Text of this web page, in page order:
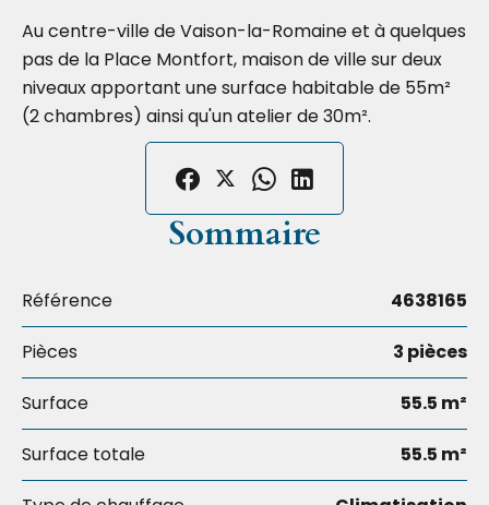
Au centre-ville de Vaison-la-Romaine et à quelques
pas de la Place Montfort, maison de ville sur deux
niveaux apportant une surface habitable de 55m²
(2 chambres) ainsi qu'un atelier de 30m².
Sommaire
Référence 4638165
Pièces 3 pièces
Surface 55.5 m²
Surface totale 55.5 m²